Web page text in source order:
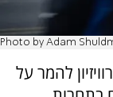
Photo by Adam
להמר על